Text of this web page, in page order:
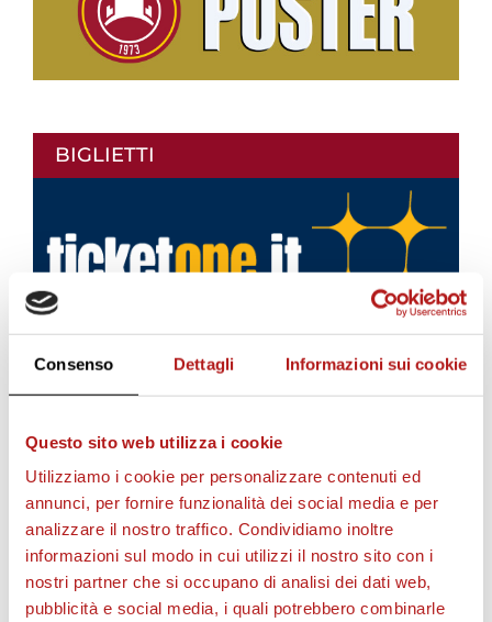
Consenso Dettagli Informazioni sui cookie
Questo sito web utilizza i cookie
Utilizziamo i cookie per personalizzare contenuti ed
annunci, per fornire funzionalità dei social media e per
analizzare il nostro traffico. Condividiamo inoltre
informazioni sul modo in cui utilizzi il nostro sito con i
nostri partner che si occupano di analisi dei dati web,
pubblicità e social media, i quali potrebbero combinarle
BIGLIETTI
AS CITTADELLA STORE